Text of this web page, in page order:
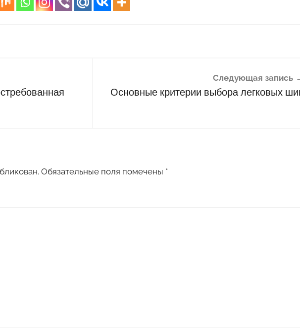
Следующая запись
Основные критерии выбора легковых
Обязательные поля помечены *